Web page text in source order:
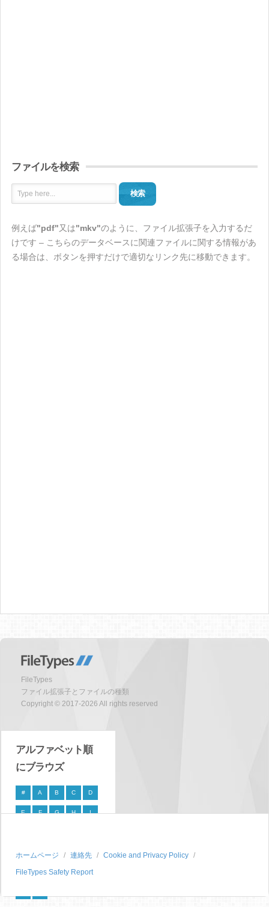
ファイルを検索
検索
例えば"pdf"又は"mkv"のように、ファイル拡張子を入力するだ
けです – こちらのデータベースに関連ファイルに関する情報があ
る場合は、ボタンを押すだけで適切なリンク先に移動できます。
FileTypes
ファイル拡張子とファイルの種類
Copyright © 2017-2026 All rights reserved
アルファベット順
にブラウズ
# A B C D
E F G H I
P Q R S
T U V W X
ホームページ 連絡先
Cookie and Privacy Policy
FileTypes Safety Report